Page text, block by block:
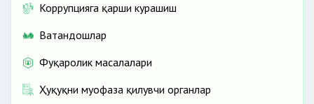
Коррупцияга қарши курашиш
Ватандошлар
Фуқаролик масалалари
Ҳуқуқни муҳофаза қилувчи органлар